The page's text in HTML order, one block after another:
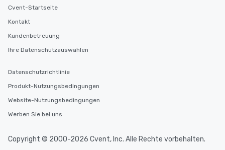
Cvent-Startseite
Kontakt
Kundenbetreuung
Ihre Datenschutzauswahlen
Datenschutzrichtlinie
Produkt-Nutzungsbedingungen
Website-Nutzungsbedingungen
Werben Sie bei uns
Copyright © 2000-2026 Cvent, Inc. Alle Rechte vorbehalten.